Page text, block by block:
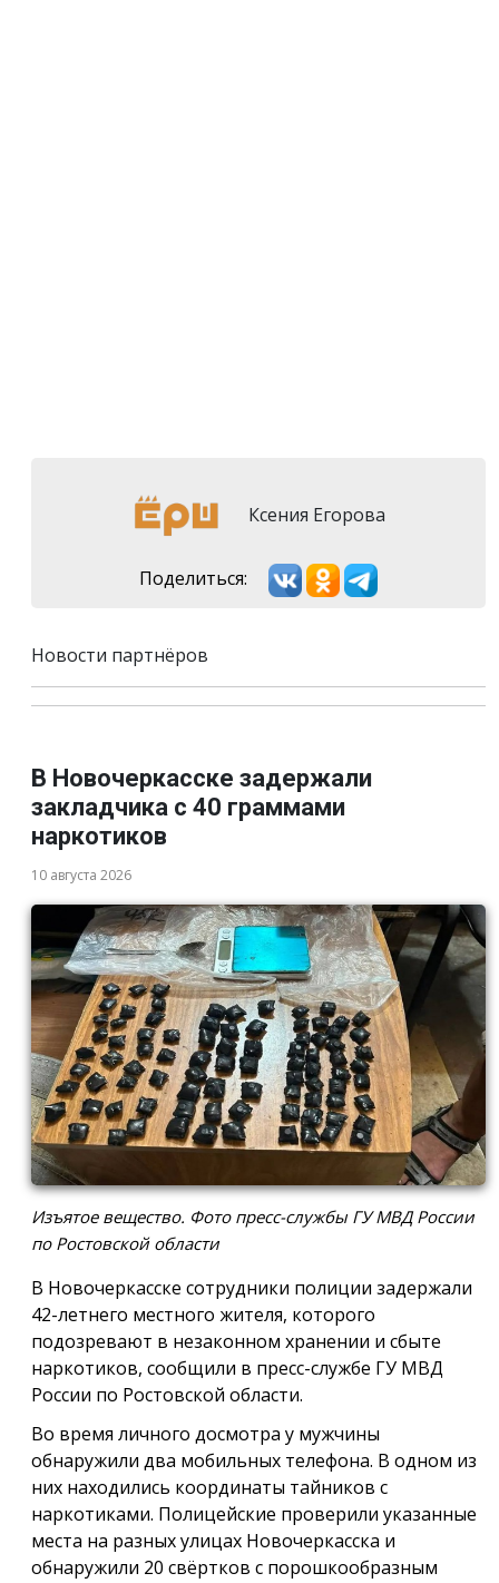
Ксения Егорова
Поделиться:
Новости партнёров
В Новочеркасске задержали
закладчика с 40 граммами
наркотиков
10 августа 2026
Изъятое вещество. Фото пресс-службы ГУ МВД России
по Ростовской области
В Новочеркасске сотрудники полиции задержали
42-летнего местного жителя, которого
подозревают в незаконном хранении и сбыте
наркотиков, сообщили в пресс-службе ГУ МВД
России по Ростовской области.
Во время личного досмотра у мужчины
обнаружили два мобильных телефона. В одном из
них находились координаты тайников с
наркотиками. Полицейские проверили указанные
места на разных улицах Новочеркасска и
обнаружили 20 свёртков с порошкообразным